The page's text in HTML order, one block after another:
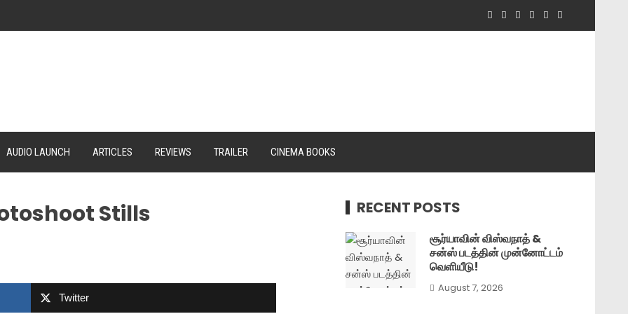
AUDIO LAUNCH ARTICLES REVIEWS TRAILER CINEMA BOOKS
Stills
Twitter
RECENT POSTS
சூர்யாவின் விஸ்வநாத் &
சன்ஸ் படத்தின் முன்னோட்டம்
வெளியீடு!
August 7, 2026